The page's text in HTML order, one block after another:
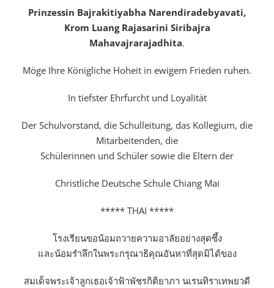
Prinzessin Bajrakitiyabha Narendiradebyavati,
Krom Luang Rajasarini Siribajra
Mahavajrarajadhita.
Möge Ihre Königliche Hoheit in ewigem Frieden ruhen.
In tiefster Ehrfurcht und Loyalität
Der Schulvorstand, die Schulleitung, das Kollegium, die
Mitarbeitenden, die
Schülerinnen und Schüler sowie die Eltern der
Christliche Deutsche Schule Chiang Mai
***** THAI *****
โรงเรียนขอน้อมถวายความอาลัยอย่างสุดซึ้ง
และน้อมรำลึกในพระกรุณาธิคุณอันหาที่สุดมิได้ของ
สมเด็จพระเจ้าลูกเธอเจ้าฟ้าพัชรกิติยาภา นเรนทิราเทพยวดี